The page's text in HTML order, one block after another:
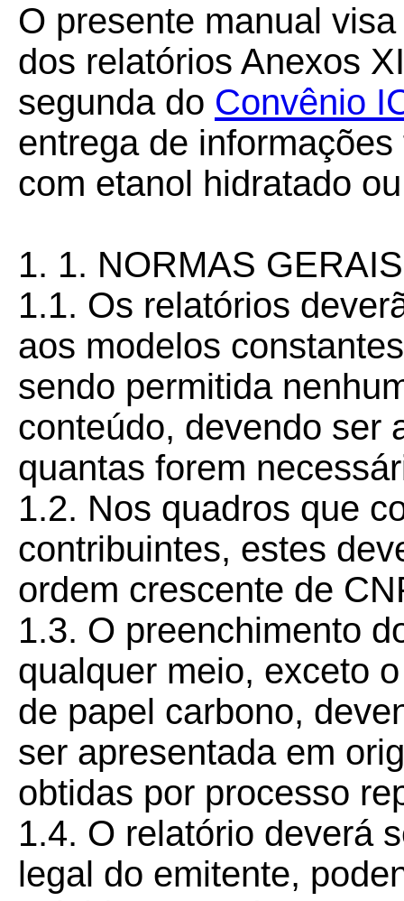
O presente manual
dos relatórios Anexos
segunda do Convênio
entrega de
com etanol hidratado
1. 1. NORMAS GERAIS
1.1. Os relatórios
aos modelos
sendo permitida
conteúdo, devendo ser
quantas forem
1.2. Nos quadros que
contribuintes, estes
ordem crescente de
1.3. O preenchimento
qualquer meio, exceto
de papel carbono,
ser apresentada em
obtidas por processo
1.4. O relatório deverá
legal do emitente,